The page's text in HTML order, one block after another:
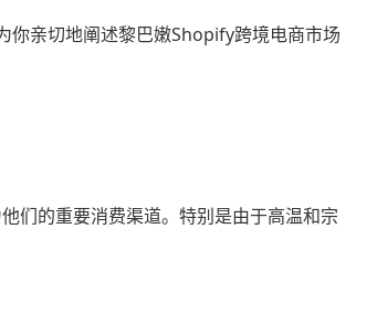
你亲切地阐述黎巴嫩Shopify跨境电商市场
们的重要消费渠道。特别是由于高温和宗